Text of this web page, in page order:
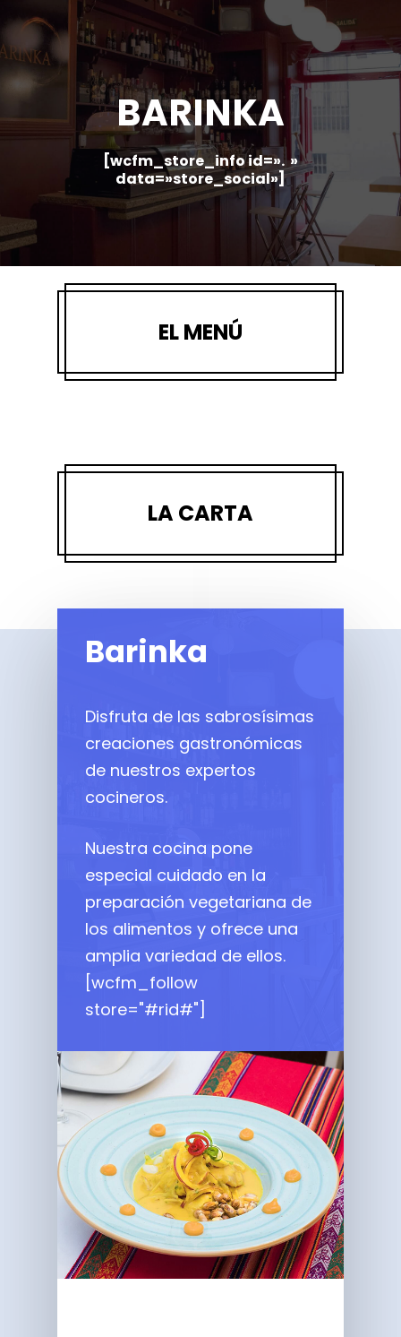
to
main
content
BARINKA
[wcfm_store_info id=». »
data=»store_social»]
EL MENÚ
LA CARTA
Barinka
Disfruta de las sabrosísimas
creaciones gastronómicas
de nuestros expertos
cocineros.
Nuestra cocina pone
especial cuidado en la
preparación vegetariana de
los alimentos y ofrece una
amplia variedad de ellos.
[wcfm_follow
store="#rid#"]